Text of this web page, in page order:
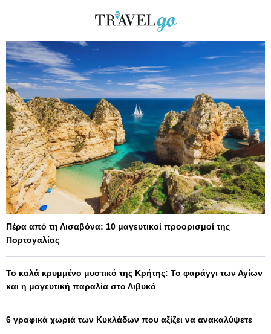
Πέρα από τη Λισαβόνα: 10 μαγευτικοί προορισμοί της
Πορτογαλίας
Το καλά κρυμμένο μυστικό της Κρήτης: Το φαράγγι των Αγίων
και η μαγευτική παραλία στο Λιβυκό
6 γραφικά χωριά των Κυκλάδων που αξίζει να ανακαλύψετε